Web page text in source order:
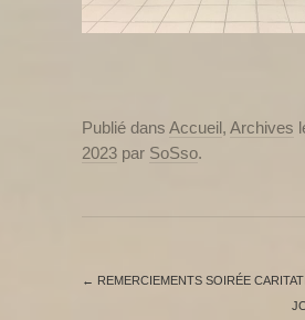
Publié dans Accueil, Archives
2023 par SoSso.
← REMERCIEMENTS SOIRÉE